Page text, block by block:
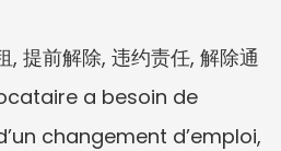
提前解除, 违约责任, 解除通
a besoin de
changement d’emploi,